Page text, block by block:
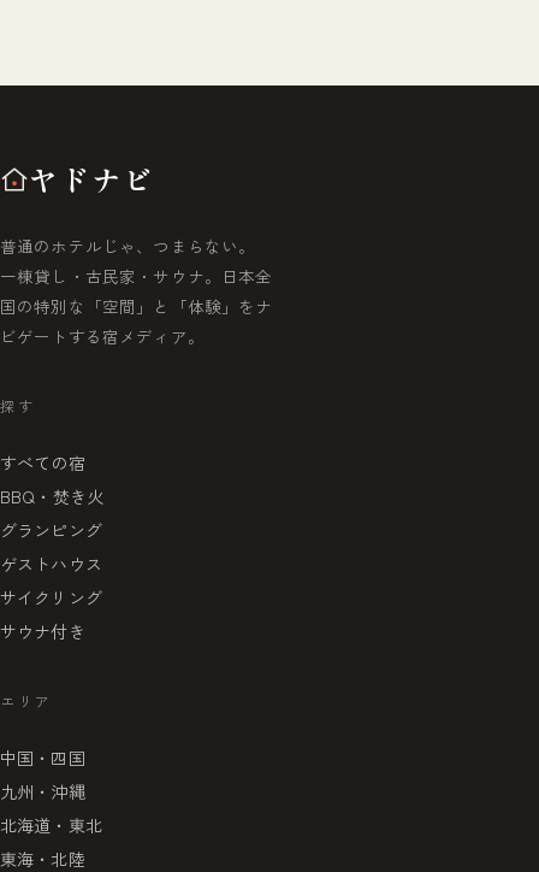
ヤドナビ
普通のホテルじゃ、つまらない。
一棟貸し・古民家・サウナ。日本全
国の特別な「空間」と「体験」をナ
ビゲートする宿メディア。
探す
すべての宿
BBQ・焚き火
グランピング
ゲストハウス
サイクリング
サウナ付き
エリア
中国・四国
九州・沖縄
北海道・東北
東海・北陸